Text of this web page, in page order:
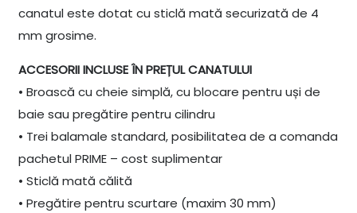
canatul este dotat cu sticlă mată securizată de 4
mm grosime.
ACCESORII INCLUSE ÎN PREȚUL CANATULUI
• Broască cu cheie simplă, cu blocare pentru uși de
baie sau pregătire pentru cilindru
• Trei balamale standard, posibilitatea de a comanda
pachetul PRIME – cost suplimentar
• Sticlă mată călită
• Pregătire pentru scurtare (maxim 30 mm)